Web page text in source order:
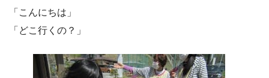
「こんにちは」
「どこ行くの？」